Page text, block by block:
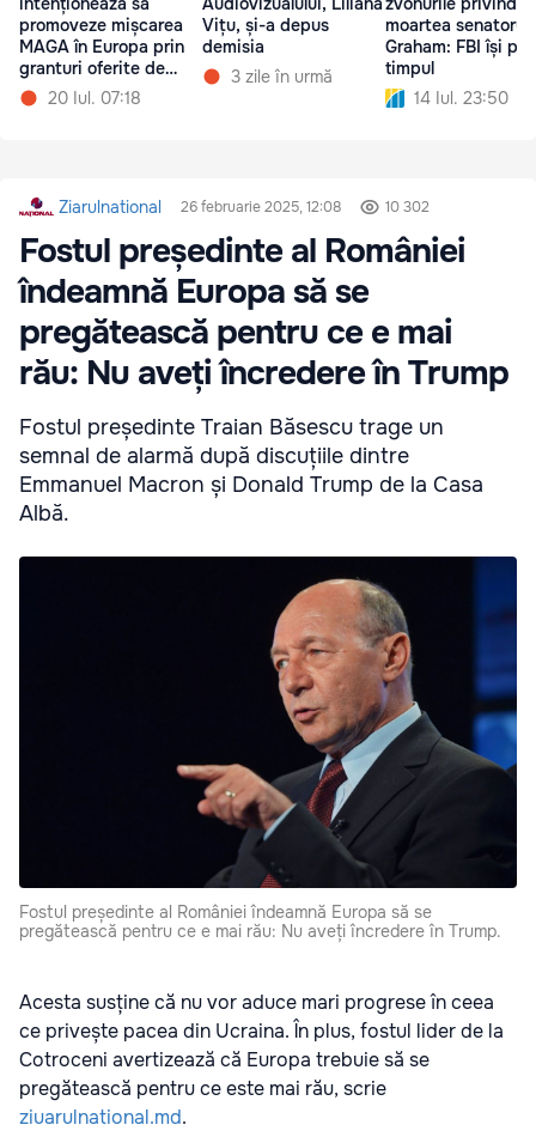
promoveze mișcarea
MAGA în Europa prin
granturi oferite de
USAID20 Iul. 07:18
Vițu, și-a depus
demisia
3 zile în urmă
moartea
Graham: FBI își
timpul
14 Iul. 23:50
Ziarulnational 26 februarie 2025, 12:08 10 302
Fostul președinte al României
îndeamnă Europa să se
pregătească pentru ce e mai
rău: Nu aveți încredere în Trump
Fostul președinte Traian Băsescu trage un
semnal de alarmă după discuțiile dintre
Emmanuel Macron și Donald Trump de la Casa
Albă.
Fostul președinte al României îndeamnă Europa să se
pregătească pentru ce e mai rău: Nu aveți încredere în Trump.
Acesta susține că nu vor aduce mari progrese în ceea
ce privește pacea din Ucraina. În plus, fostul lider de la
Cotroceni avertizează că Europa trebuie să se
pregătească pentru ce este mai rău, scrie
ziuarulnational.md.